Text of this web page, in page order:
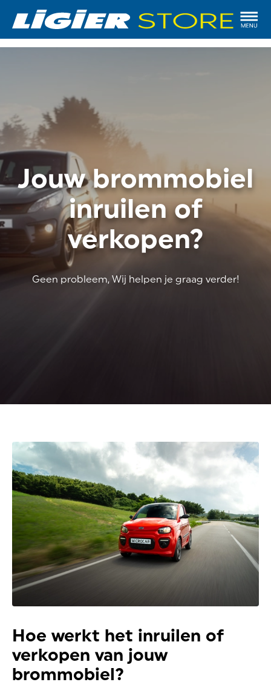
Jouw brommobiel
inruilen of
verkopen?
Geen probleem, Wij helpen je graag verder!
Hoe werkt het inruilen of
verkopen van jouw
brommobiel?